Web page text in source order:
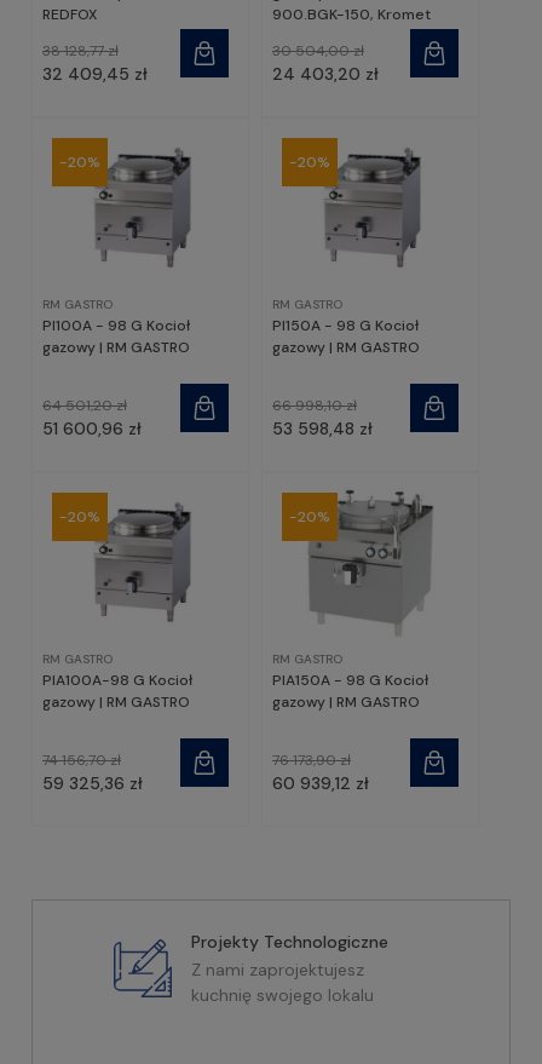
REDFOX
32 409,45 zł
38 128,77 zł
900.BGK-150, Kromet
24 403,20 zł
30 504,00 zł
RM GASTRO
PI100A - 98 G Kocioł
gazowy | RM GASTRO
51 600,96 zł
64 501,20 zł
-20%
RM GASTRO
PI150A - 98 G Kocioł
gazowy | RM GASTRO
53 598,48 zł
66 998,10 zł
-20%
RM GASTRO
PIA100A-98 G Kocioł
gazowy | RM GASTRO
59 325,36 zł
74 156,70 zł
-20%
RM GASTRO
PIA150A - 98 G Kocioł
gazowy | RM GASTRO
60 939,12 zł
76 173,90 zł
-20%
Projekty Technologiczne
Z nami zaprojektujesz
kuchnię swojego lokalu